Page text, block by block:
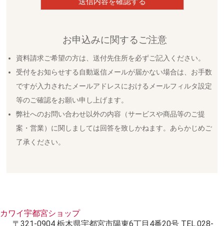
お申込みに関するご注意
資料請求ご希望の方は、送付先住所を必ずご記入ください。
受付をお知らせする自動返信メールが届かない場合は、お手数
ですが入力されたメールアドレスにおけるメールフィルタ設定
等のご確認をお願い申し上げます。
弊社へのお問い合わせ以外の内容（サービスや商品等のご提
案・営業）に関しましては回答を致しかねます。あらかじめご
了承ください。
カワイ宇都宮ショップ
〒321-0904 栃木県宇都宮市陽東6丁目4番20号 TEL.028-